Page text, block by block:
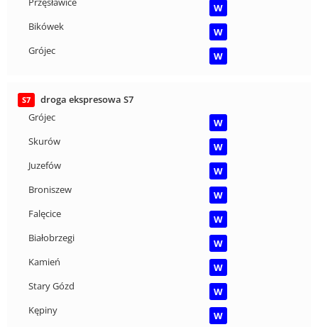
W
Bikówek
W
Grójec
W
S7
droga ekspresowa S7
Grójec
W
Skurów
W
Juzefów
W
Broniszew
W
Falęcice
W
Białobrzegi
W
Kamień
W
Stary Gózd
W
Kępiny
W